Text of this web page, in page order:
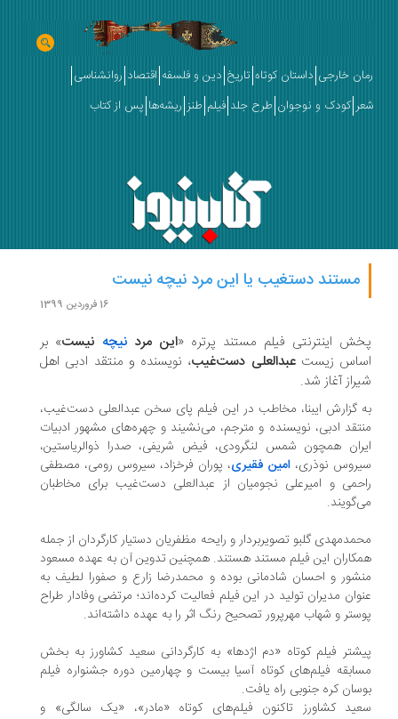
رمان خارجی داستان کوتاه تاریخ دین و فلسفه اقتصاد روانشناسی
شعر کودک و نوجوان طرح جلد فیلم طنز ریشه‌ها پس از کتاب
مستند دستغیب یا این مرد نیچه نیست
16 فروردین 1399
پخش اینترنتی فیلم مستند پرتره «این مرد نیچه نیست» بر
اساس زیستعبدالعلی دست‌غیب، نویسنده و منتقد ادبی اهل
شیراز آغاز شد.
به گزارش ایبنا، مخاطب در این فیلم پای سخن عبدالعلی دست‌غیب،
منتقد ادبی، نویسنده و مترجم، می‌نشیند و چهره‌های مشهور ادبیات
ایران همچون شمس لنگرودی، فیض شریفی، صدرا ذوالریاستین،
سیروس نوذری، امین فقیری، پوران فرخزاد، سیروس رومی، مصطفی
راحمی و امیرعلی نجومیان از عبدالعلی دست‌غیب برای مخاطبان
می‌گویند.
محمدمهدی گلبو تصویربردار و رایحه مظفریان دستیار کارگردان از جمله
همکاران این فیلم مستند هستند. همچنین تدوین آن به عهده مسعود
منشور و احسان شادمانی بوده و محمدرضا زارع و صفورا لطیف به
عنوان مدیران تولید در این فیلم فعالیت کرده‌اند؛ مرتضی وفادار طراح
پوستر و شهاب مهرپرور تصحیح رنگ اثر را به عهده داشته‌اند.
پیشتر فیلم کوتاه «دم اژدها» به کارگردانی سعید کشاورز به بخش
مسابقه فیلم‌های کوتاه آسیا بیست و چهارمین دوره جشنواره فیلم
بوسان کره جنوبی راه یافت.
سعید کشاورز تاکنون فیلم‌های کوتاه «مادر»، «یک سالگی» و